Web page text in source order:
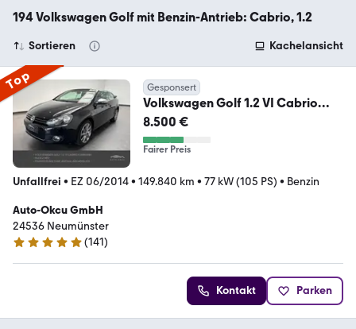
194 Volkswagen Golf mit Benzin-Antrieb: Cabrio, 1.2
Sortieren Kachelansicht
Top Gesponsert
Volkswagen Golf 1.2 VI Cabrio
Karmann /NAVI /KAMERA
/HU:NEU
8.500 €
Fairer Preis
Unfallfrei • EZ 06/2014• 149.840 km • 77 kW (105 PS) • Benzin
Auto-Okcu GmbH
24536 Neumünster
4.9 Sterne
(141)
Kontakt Parken